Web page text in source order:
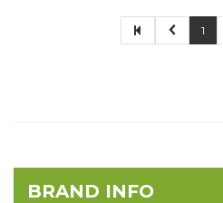
1
BRAND INFO